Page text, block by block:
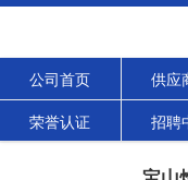
公司首页 供应
荣誉认证 招聘